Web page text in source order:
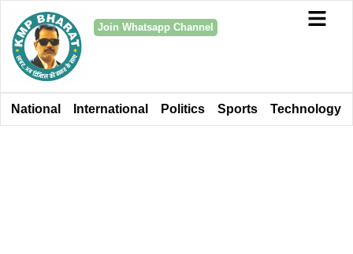
Join Whatsapp Channel
National International Politics Sports Technology